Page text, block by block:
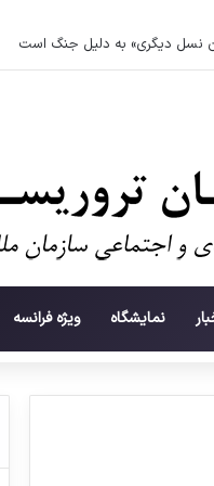
نسل دیگری» به دلیل جنگ است
نمایشگاه ویژه فرانسه